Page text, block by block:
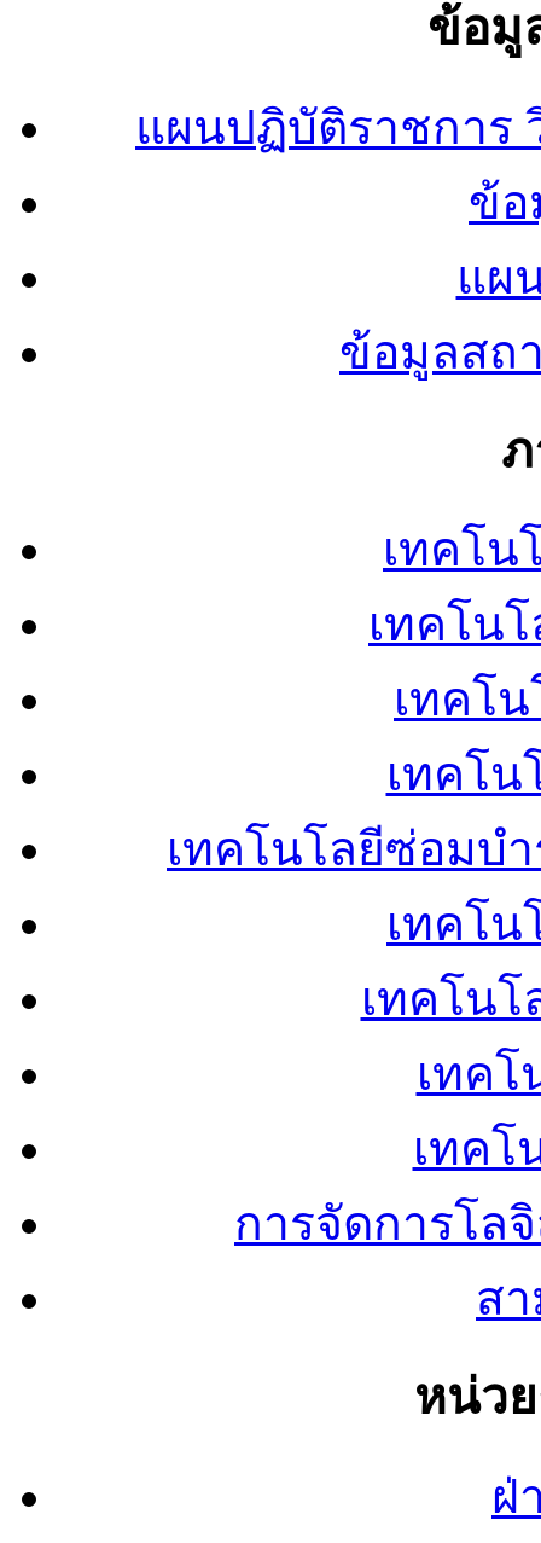
ข้อมู
แผนปฏิบัติราชการ
ข้อ
แผ
ข้อมูลสถ
เทคโน
เทคโน
เทคโ
เทคโน
เทคโนโลยีซ่อมบ
เทคโน
เทคโน
เทคโ
เทคโ
การจัดการโล
ส
หน่ว
ฝ่